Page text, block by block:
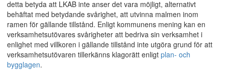
detta betyda att LKAB inte anser det vara möjligt, alternativt
behäftat med betydande svårighet, att utvinna malmen inom
ramen för gällande tillstånd. Enligt kommunens mening kan en
verksamhetsutövares svårigheter att bedriva sin verksamhet i
enlighet med villkoren i gällande tillstånd inte utgöra grund för att
verksamhetsutövaren tillerkänns klagorätt enligt plan- och
bygglagen.